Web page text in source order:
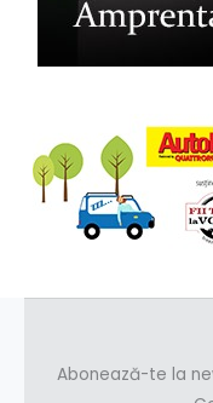
Abonează-te la